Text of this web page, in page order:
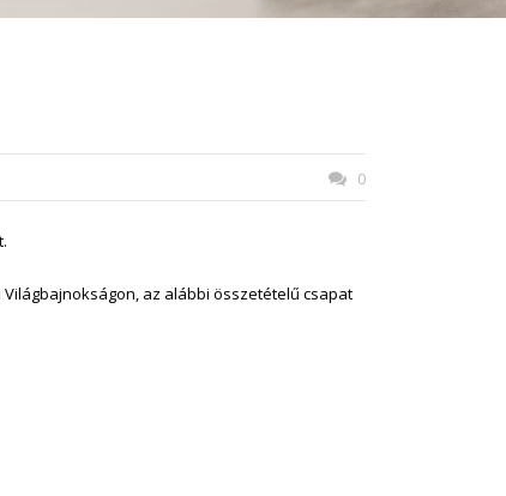
0
Világbajnokságon, az alábbi összetételű csapat